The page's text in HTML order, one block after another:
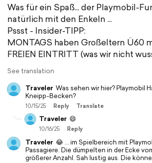
Was für ein Spaß... der Playmobil-
natürlich mit den Enkeln ...
Pssst - Insider-TIPP:
MONTAGS haben Großeltern Ü60
FREIEN EINTRITT (was wir nicht
See translation
Traveler Was sehen wir hier? Playmobil
Kneipp-Becken?
10/15/25 Reply Translate
Traveler 😄
10/16/25 Reply
Traveler 😂 ... im Spielbereich mit
Passagiere. Die dümpelten in der Ecke
größerer Anzahl. Sah lustig aus. Die